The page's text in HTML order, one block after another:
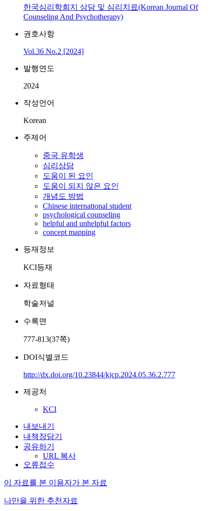
한국심리학회지 상담 및 심리치료(Korean Journal Of
Counseling And Psychotherapy)
권호사항
Vol.36 No.2 [2024]
발행연도
2024
작성언어
Korean
주제어
중국 유학생
심리상담
도움이 된 요인
도움이 되지 않은 요인
개념도 방법
Chinese international student
psychological counseling
helpful and unhelpful factors
concept mapping
등재정보
KCI등재
자료형태
학술저널
수록면
777-813(37쪽)
DOI식별코드
http://dx.doi.org/10.23844/kjcp.2024.05.36.2.777
제공처
KCI
내보내기
내책장담기
공유하기
URL 복사
오류접수
이 자료를 본 이용자가 본 자료
나만을 위한 추천자료